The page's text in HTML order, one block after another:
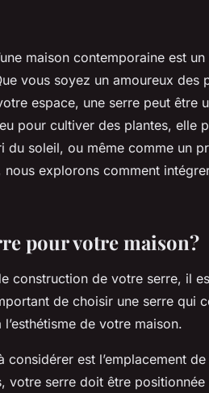
dans le
maison contemporaine est
vous soyez un amoureux des
espace, une serre peut être
pour cultiver des plantes, elle
du soleil, ou même comme un
explorons comment
pour votre maison?
construction de votre serre, il
de choisir une serre qui
de votre maison.
considérer est l’emplacement
votre serre doit être